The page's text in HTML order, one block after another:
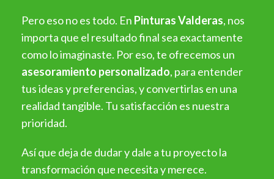
Pero eso no es todo. En Pinturas Valderas, nos
importa que el resultado final sea exactamente
como lo imaginaste. Por eso, te ofrecemos un
asesoramiento personalizado, para entender
tus ideas y preferencias, y convertirlas en una
realidad tangible. Tu satisfacción es nuestra
prioridad.
Así que deja de dudar y dale a tu proyecto la
transformación que necesita y merece.